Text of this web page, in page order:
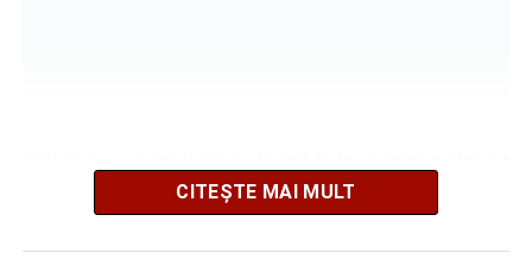
după o operațiune de scurtă durată au reușit să extragă
animalul în siguranță. Cățelul a fost scos teafăr și
nevătămat, spre bucuria celor care au asistat la
CITEȘTE MAI MULT